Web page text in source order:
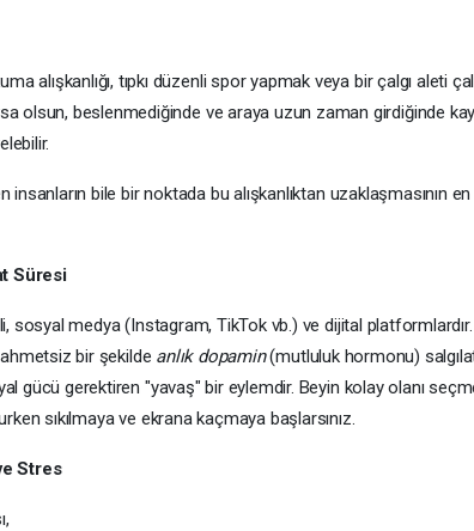
alışkanlığı, tıpkı düzenli spor yapmak veya bir çalgı aleti
olsun, beslenmediğinde ve araya uzun zaman girdiğinde
bile bir noktada bu alışkanlıktan uzaklaşmasının en
Süresi
sosyal medya (Instagram, TikTok vb.) ve dijital
bir şekilde anlık dopamin(mutluluk hormonu)
gücü gerektiren "yavaş" bir eylemdir. Beyin kolay olanı
sıkılmaya ve ekrana kaçmaya başlarsınız.
Stres